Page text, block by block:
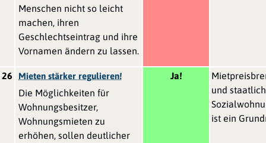
Menschen nicht so leicht
machen, ihren
Geschlechtseintrag und ihre
Vornamen ändern zu lassen.
26 Mieten stärker regulieren!
Die Möglichkeiten für
Wohnungsbesitzer,
Wohnungsmieten zu
erhöhen, sollen deutlicher
Ja!
und
ist ein